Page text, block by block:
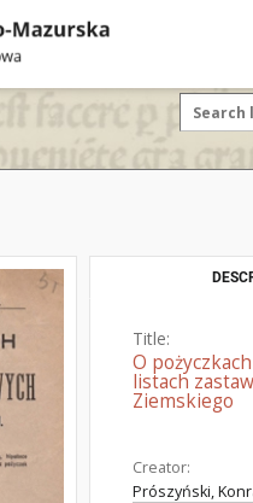
Title:
O
listach
Ziemskiego
Creator:
Prószyński,